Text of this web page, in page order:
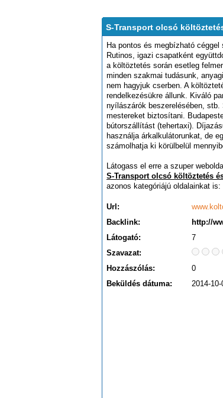
S-Transport olcsó
Ha pontos és megbízható
Rutinos, igazi csapatként
a költöztetés során esetleg
minden szakmai tudásunk,
nem hagyjuk cserben. A
rendelkezésükre állunk. Kiváló
nyílászárók beszerelésében,
mestereket biztosítani.
bútorszállítást (tehertaxi).
használja árkalkulátorunkat, de
számolhatja ki körülbelül
Látogass el erre a szuper
S-Transport olcsó költöztetés
azonos kategóriájú oldalainkat is:
Url:
Backlink:
http://
Látogató:
7
Szavazat:
Hozzászólás:
0
Beküldés dátuma:
2014-10-